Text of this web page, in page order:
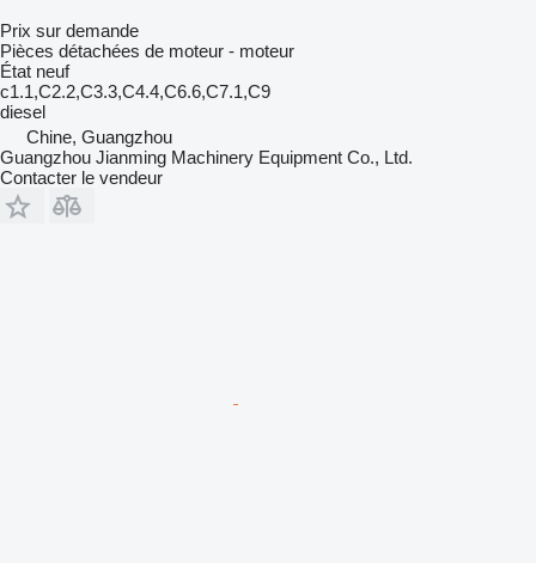
Prix sur demande
Pièces détachées de moteur - moteur
État neuf
c1.1,C2.2,C3.3,C4.4,C6.6,C7.1,C9
diesel
Chine, Guangzhou
Guangzhou Jianming Machinery Equipment Co., Ltd.
Contacter le vendeur